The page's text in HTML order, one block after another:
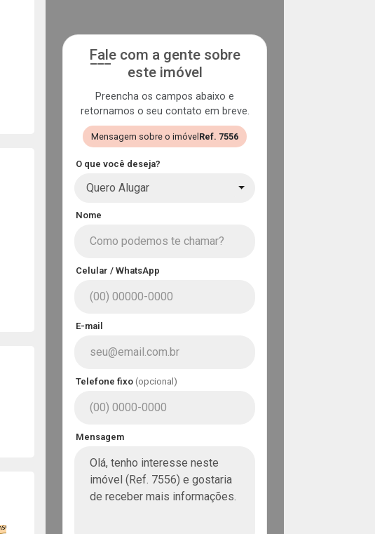
Fale com a gente sobre
este imóvel
Preencha os campos abaixo e
retornamos o seu contato em breve.
Mensagem sobre o imóvel Ref. 7556
O que você deseja?
Quero Alugar
Nome
Celular / WhatsApp
E-mail
Telefone fixo (opcional)
Mensagem